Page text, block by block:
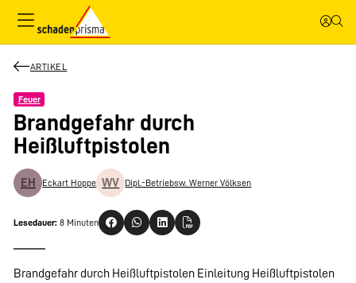
ARTIKEL
Feuer
Brandgefahr durch
Heißluftpistolen
EH Eckart Hoppe WV Dipl.-Betriebsw. Werner Völksen
Lesedauer: 8 Minuten
Brandgefahr durch Heißluftpistolen Einleitung Heißluftpistolen